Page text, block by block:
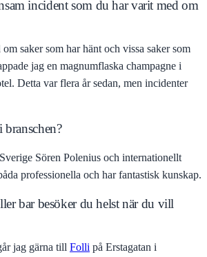
incident som du har varit med om
saker som har hänt och vissa saker som
jag en magnumflaska champagne i
Detta var flera år sedan, men incidenter
Sören Polenius och internationellt
professionella och har fantastisk kunskap.
bar besöker du helst när du vill
jag gärna till Folli på Erstagatan i